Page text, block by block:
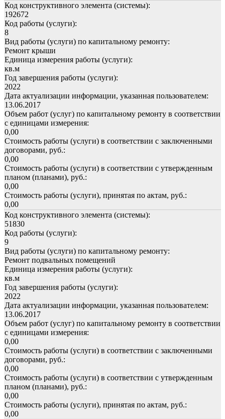
Код конструктивного элемента (системы):
192672
Код работы (услуги):
8
Вид работы (услуги) по капитальному ремонту:
Ремонт крыши
Единица измерения работы (услуги):
кв.м
Год завершения работы (услуги):
2022
Дата актуализации информации, указанная пользователем:
13.06.2017
Объем работ (услуг) по капитальному ремонту в соответствии
с единицами измерения:
0,00
Стоимость работы (услуги) в соответствии с заключенными
договорами, руб.:
0,00
Стоимость работы (услуги) в соответствии с утвержденным
планом (планами), руб.:
0,00
Стоимость работы (услуги), принятая по актам, руб.:
0,00
Код конструктивного элемента (системы):
51830
Код работы (услуги):
9
Вид работы (услуги) по капитальному ремонту:
Ремонт подвальных помещений
Единица измерения работы (услуги):
кв.м
Год завершения работы (услуги):
2022
Дата актуализации информации, указанная пользователем:
13.06.2017
Объем работ (услуг) по капитальному ремонту в соответствии
с единицами измерения:
0,00
Стоимость работы (услуги) в соответствии с заключенными
договорами, руб.:
0,00
Стоимость работы (услуги) в соответствии с утвержденным
планом (планами), руб.:
0,00
Стоимость работы (услуги), принятая по актам, руб.:
0,00